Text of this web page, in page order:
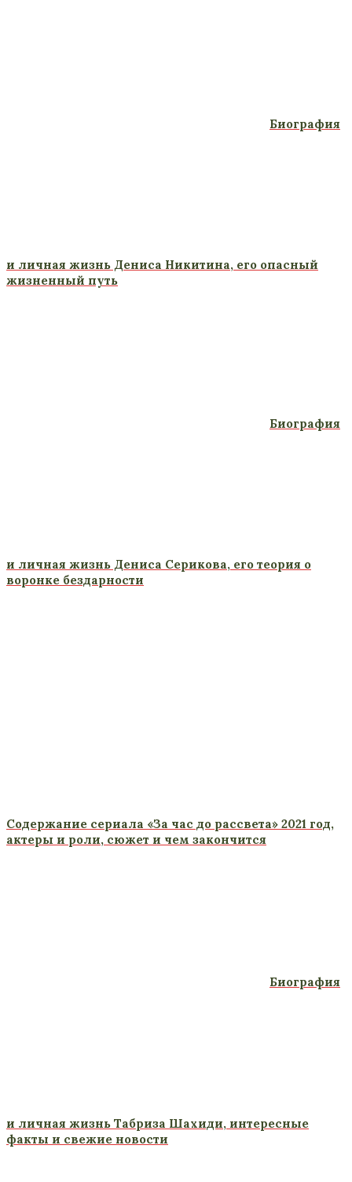
Биография
и личная жизнь Дениса Никитина, его опасный
жизненный путь
Биография
и личная жизнь Дениса Серикова, его теория о
воронке бездарности
Содержание сериала «За час до рассвета» 2021 год,
актеры и роли, сюжет и чем закончится
Биография
и личная жизнь Табриза Шахиди, интересные
факты и свежие новости